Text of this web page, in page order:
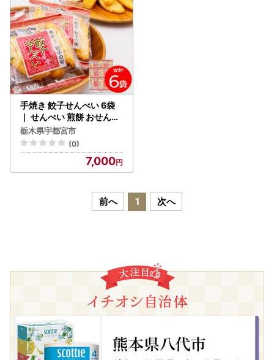
手焼き 餃子せんべい 6袋
｜ せんべい 煎餅 おせんべ
い 餃子 国産有機米 添加物
不使用 本醸造醤油 大田原
市産唐辛子 鹿沼のにら 国
栃木県宇都宮市
(0)
7,000
前へ 1 次へ